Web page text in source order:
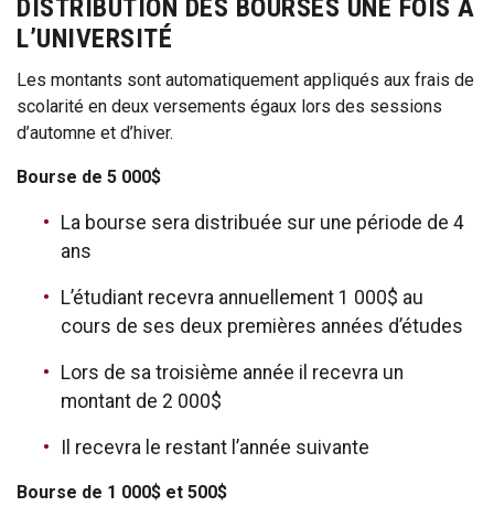
DISTRIBUTION DES BOURSES UNE FOIS À
L’UNIVERSITÉ
Les montants sont automatiquement appliqués aux frais de
scolarité en deux versements égaux lors des sessions
d’automne et d’hiver.
Bourse de 5 000$
La bourse sera distribuée sur une période de 4
ans
L’étudiant recevra annuellement 1 000$ au
cours de ses deux premières années d’études
Lors de sa troisième année il recevra un
montant de 2 000$
Il recevra le restant l’année suivante
Bourse de 1 000$ et 500$